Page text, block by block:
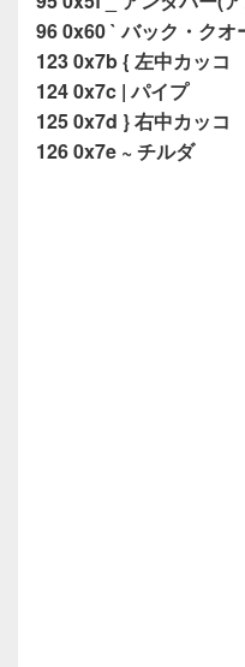
96 0x60 ` バック・クオ
123 0x7b { 左中カッコ
124 0x7c | パイプ
125 0x7d } 右中カッコ
126 0x7e ~ チルダ